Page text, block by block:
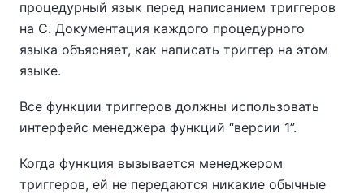
процедурный язык перед написанием триггеров
на C. Документация каждого процедурного
языка объясняет, как написать триггер на этом
языке.
Все функции триггеров должны использовать
интерфейс менеджера функций “версии 1”.
Когда функция вызывается менеджером
триггеров, ей не передаются никакие обычные